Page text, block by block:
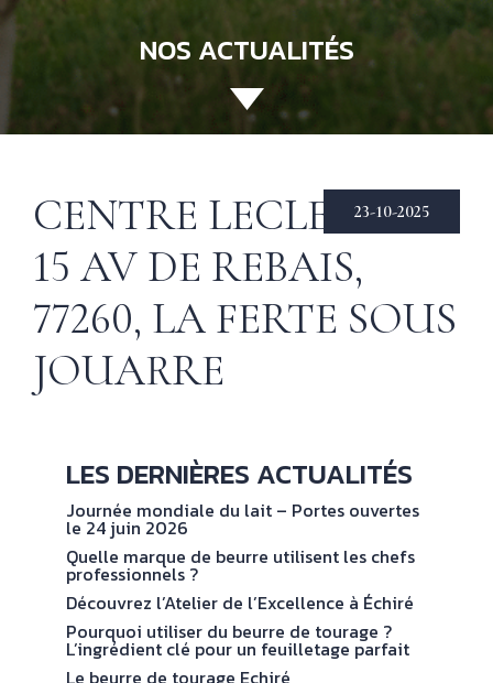
ACCUEIL
ÉCHIRÉ
NOS PRODUITS
D’EXCELLENCE
LE BEURRE
POITOU AOP
NOS
ENGAGEMENTS
ESPACE
PROFESSIONNEL
CONTACT
NOS ACTUALITÉS
23-10-2025
CENTRE LECLERC —
15 AV DE REBAIS,
77260, LA FERTE SOUS
JOUARRE
LES DERNIÈRES ACTUALITÉS
Journée mondiale du lait – Portes ouvertes
le 24 juin 2026
Quelle marque de beurre utilisent les chefs
professionnels ?
Découvrez l’Atelier de l’Excellence à Échiré
Pourquoi utiliser du beurre de tourage ?
L’ingrédient clé pour un feuilletage parfait
Le beurre de tourage Echiré